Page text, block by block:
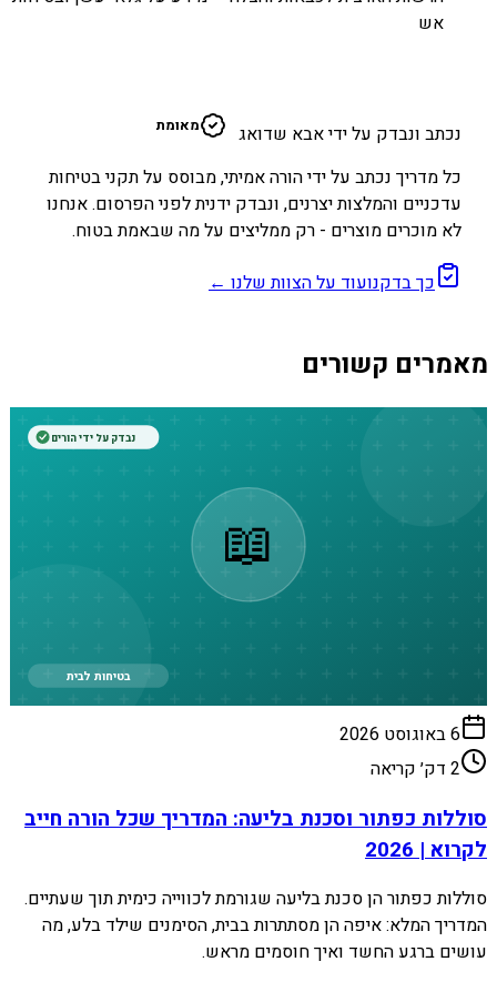
אש
נכתב ונבדק על ידי אבא שדואג
מאומת
כל מדריך נכתב על ידי הורה אמיתי, מבוסס על תקני בטיחות
עדכניים והמלצות יצרנים, ונבדק ידנית לפני הפרסום. אנחנו
לא מוכרים מוצרים - רק ממליצים על מה שבאמת בטוח.
כך בדקנועוד על הצוות שלנו ←
מאמרים קשורים
📖
בטיחות לבית
נבדק על ידי הורים
6 באוגוסט 2026
2 דק׳ קריאה
סוללות כפתור וסכנת בליעה: המדריך שכל הורה חייב
לקרוא | 2026
סוללות כפתור הן סכנת בליעה שגורמת לכווייה כימית תוך שעתיים.
המדריך המלא: איפה הן מסתתרות בבית, הסימנים שילד בלע, מה
עושים ברגע החשד ואיך חוסמים מראש.